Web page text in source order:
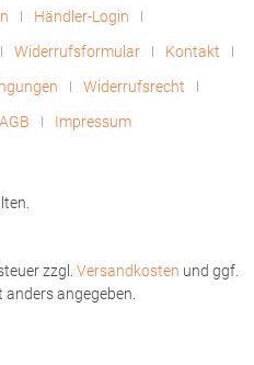
Händler-Login
Widerrufsformular
Kontakt
Widerrufsrecht
AGB Impressum
zzgl. Versandkosten und ggf.
angegeben.